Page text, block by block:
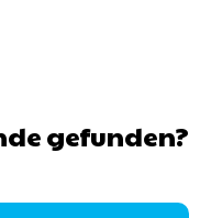
gefunden?